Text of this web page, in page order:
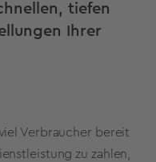
tiefen
Ihrer
Verbraucher bereit
zu zahlen,